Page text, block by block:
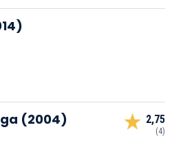
(2004) 2,75
(4)